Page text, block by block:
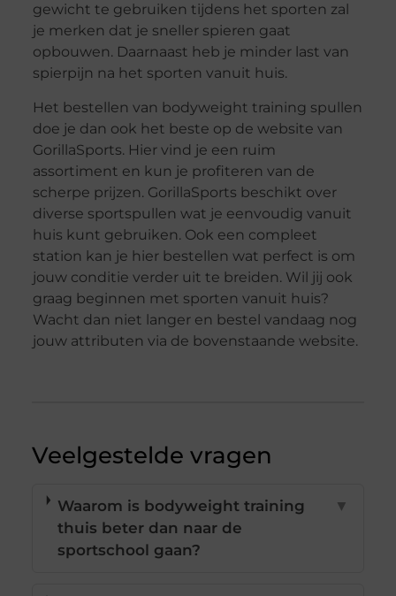
gewicht te gebruiken tijdens het sporten zal
je merken dat je sneller spieren gaat
opbouwen. Daarnaast heb je minder last van
spierpijn na het sporten vanuit huis.
Het bestellen van bodyweight training spullen
doe je dan ook het beste op de website van
GorillaSports. Hier vind je een ruim
assortiment en kun je profiteren van de
scherpe prijzen. GorillaSports beschikt over
diverse sportspullen wat je eenvoudig vanuit
huis kunt gebruiken. Ook een compleet
station kan je hier bestellen wat perfect is om
jouw conditie verder uit te breiden. Wil jij ook
graag beginnen met sporten vanuit huis?
Wacht dan niet langer en bestel vandaag nog
jouw attributen via de bovenstaande website.
Veelgestelde vragen
Waarom is bodyweight training
thuis beter dan naar de
sportschool gaan?
▼